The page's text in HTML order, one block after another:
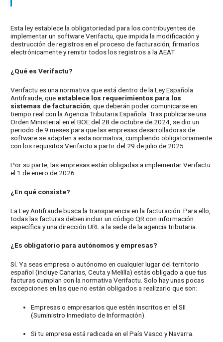
Esta ley establece la obligatoriedad para los contribuyentes de
implementar un software Verifactu, que impida la modificación y
destrucción de registros en el proceso de facturación, firmarlos
electrónicamente y remitir todos los registros a la AEAT.
¿Qué es Verifactu?
Verifactu es una normativa que está dentro de la Ley Española
Antifraude, que establece los requerimientos para los
sistemas de facturación , que deberán poder comunicarse en
tiempo real con la Agencia Tributaria Española. Tras publicarse una
Orden Ministerial en el BOE del 28 de octubre de 2024, se dio un
periodo de 9 meses para que las empresas desarrolladoras de
software se adapten a esta normativa, cumpliendo obligatoriamente
con los requisitos Verifactu a partir del 29 de julio de 2025.
Por su parte, las empresas están obligadas a implementar Verifactu
el 1 de enero de 2026.
¿En qué consiste?
La Ley Antifraude busca la transparencia en la facturación. Para ello,
todas las facturas deben incluir un código QR con información
específica y una dirección URL a la sede de la agencia tributaria.
¿Es obligatorio para autónomos y empresas?
Sí. Ya seas empresa o autónomo en cualquier lugar del territorio
español (incluye Canarias, Ceuta y Melilla) estás obligado a que tus
facturas cumplan con la normativa Verifactu. Solo hay unas pocas
excepciones en las que no están obligados a realizarlo que son:
Empresas o empresarios que estén inscritos en el SII
(Suministro Inmediato de Información).
Si tu empresa está radicada en el País Vasco y Navarra.